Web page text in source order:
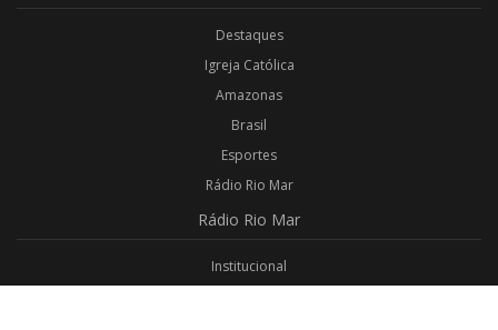
Destaques
Igreja Católica
Amazonas
Brasil
Esportes
Rádio Rio Mar
Rádio Rio Mar
Institucional